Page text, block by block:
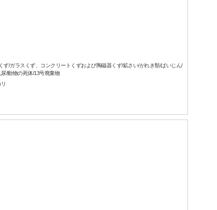
/ガラスくず、コンクリートくずおよび陶磁器くず/鉱さい/がれき類/ばいじん/
/動物の死体/13号廃棄物